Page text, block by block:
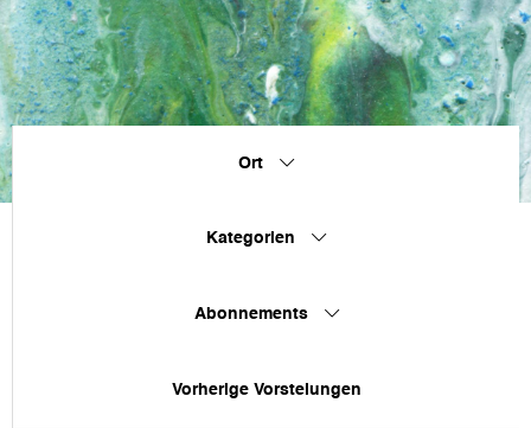
Ort
Kategorien
Abonnements
Vorherige Vorstelungen